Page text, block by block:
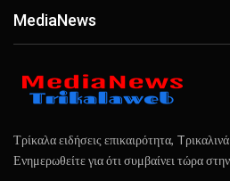
ΜediaΝews
Τρίκαλα ειδήσεις επικαιρότητα,
Ενημερωθείτε για ότι συμβαίνει τώρα